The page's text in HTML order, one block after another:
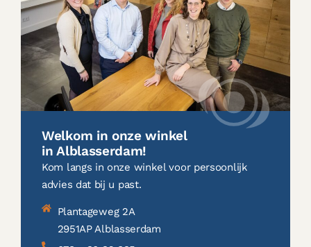
Welkom in onze winkel
in Alblasserdam!
Kom langs in onze winkel voor persoonlijk
advies dat bij u past.
Plantageweg 2A
2951AP Alblasserdam